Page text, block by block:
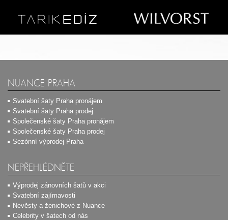
NUANCE PRAHA
Svatební šaty Praha pronájem
Svatební šaty Praha prodej
Společenské šaty Praha pronájem
Společenské šaty Praha prodej
Sezónní výprodej Praha
NEPŘEHLÉDNĚTE
Výprodej zánovních šatů v akci
Svatební zajímavosti
Nevěsty a ženichové z Nuance
Celebrity v šatech od nás